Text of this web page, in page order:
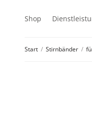
Shop
Start / Stirnbänder /